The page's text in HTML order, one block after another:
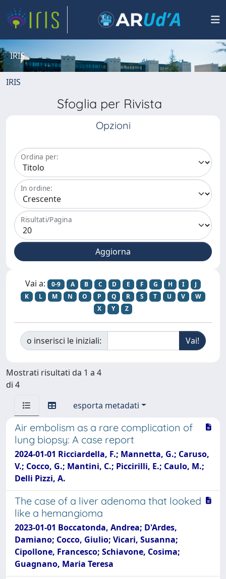
IRIS
IRIS
Sfoglia per Rivista
Opzioni
Ordina per:
In ordine:
Risultati/Pagina
Vai a: 0-9 A B C D E F G H I
J
K
L M N O P Q R S T U V
W
X
Y Z
o inserisci le iniziali:
Mostrati risultati da 1 a 4
di 4
esporta metadati
Air embolism as a rare complication of
lung biopsy: A case report
2024-01-01 Ricciardella, F.; Mannetta, G.; Caruso,
V.; Cocco, G.; Mantini, C.; Piccirilli, E.; Caulo, M.;
Delli Pizzi, A.
The case of a liver adenoma that looked
like a hemangioma
2023-01-01 Boccatonda, Andrea; D'Ardes,
Damiano; Cocco, Giulio; Vicari, Susanna;
Cipollone, Francesco; Schiavone, Cosima;
Guagnano, Maria Teresa